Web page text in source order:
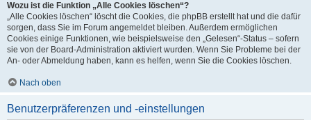
Wozu ist die Funktion „Alle Cookies löschen“?
„Alle Cookies löschen“ löscht die Cookies, die phpBB erstellt hat und die dafür
sorgen, dass Sie im Forum angemeldet bleiben. Außerdem ermöglichen
Cookies einige Funktionen, wie beispielsweise den „Gelesen“-Status – sofern
sie von der Board-Administration aktiviert wurden. Wenn Sie Probleme bei der
An- oder Abmeldung haben, kann es helfen, wenn Sie die Cookies löschen.
Nach oben
Benutzerpräferenzen und -einstellungen